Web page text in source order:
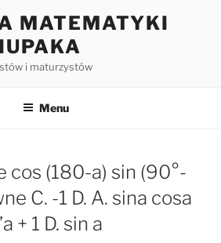
MATEMATYKI
i maturzystów
Menu
cos (180-a) sin (90°-
C. -1 D. A. sina cosa
+ 1 D. sin a